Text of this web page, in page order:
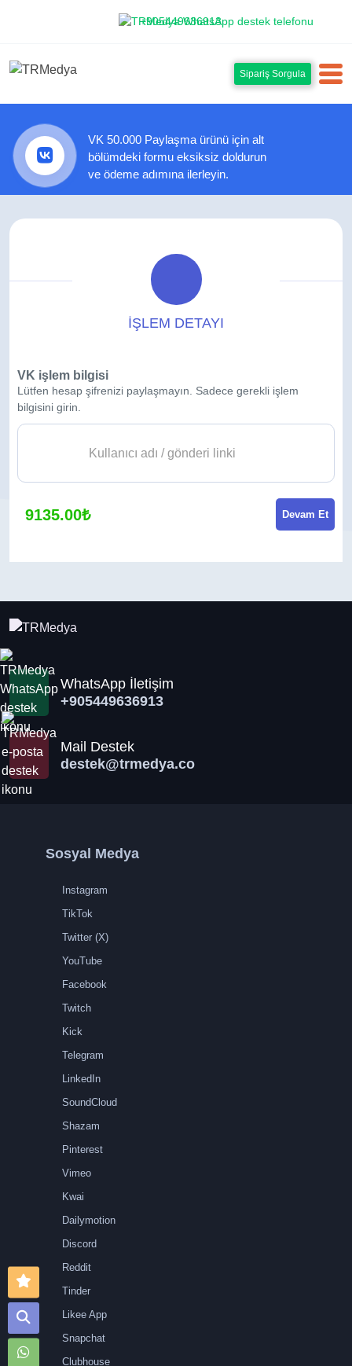
+905449636913
Sipariş Sorgula
VK 50.000 Paylaşma ürünü için alt
bölümdeki formu eksiksiz doldurun
ve ödeme adımına ilerleyin.
İŞLEM DETAYI
VK işlem bilgisi
Lütfen hesap şifrenizi paylaşmayın. Sadece gerekli işlem
bilgisini girin.
9135.00₺ Devam Et
WhatsApp İletişim
+905449636913
Mail Destek
destek@trmedya.co
Sosyal Medya
Instagram
TikTok
Twitter (X)
YouTube
Facebook
Twitch
Kick
Telegram
LinkedIn
SoundCloud
Shazam
Pinterest
Vimeo
Kwai
Dailymotion
Discord
Reddit
Tinder
Likee App
Snapchat
Clubhouse